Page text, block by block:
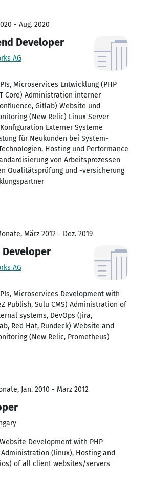
- Aug. 2020
Developer
AG
Microservices Entwicklung (PHP
Core) Administration interner
Gitlab) Website und
(New Relic) Linux Server
Externer Systeme
für Neukunden bei System-
Hosting und Performance
von Arbeitsprozessen
Qualitätsprüfung und -versicherung
März 2012 - Dez. 2019
Developer
AG
Microservices Development with
Publish, Sulu CMS) Administration of
systems, DevOps (Jira,
Red Hat, Rundeck) Website and
(New Relic, Prometheus)
Jan. 2010 - März 2012
Development with PHP
(linux), Hosting and
of all client websites/servers